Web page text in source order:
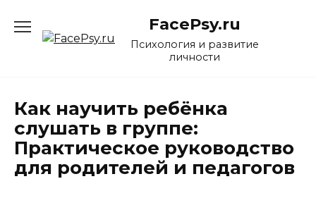
содержанию
FacePsy.ru
Психология и развитие
личности
Как научить ребёнка
слушать в группе:
Практическое руководство
для родителей и педагогов